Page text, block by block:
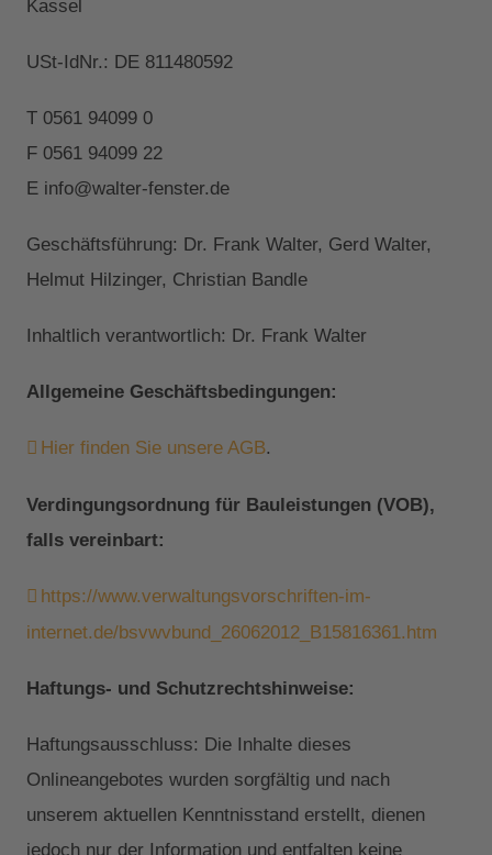
Kassel
USt-IdNr.: DE 811480592
T 0561 94099 0
F 0561 94099 22
E info@walter-fenster.de
Geschäftsführung: Dr. Frank Walter, Gerd Walter,
Helmut Hilzinger, Christian Bandle
Inhaltlich verantwortlich: Dr. Frank Walter
Allgemeine Geschäftsbedingungen:
Hier finden Sie unsere AGB.
Verdingungsordnung für Bauleistungen (VOB),
falls vereinbart:
https://www.verwaltungsvorschriften-im-
internet.de/bsvwvbund_26062012_B15816361.htm
Haftungs- und Schutzrechtshinweise:
Haftungsausschluss: Die Inhalte dieses
Onlineangebotes wurden sorgfältig und nach
unserem aktuellen Kenntnisstand erstellt, dienen
jedoch nur der Information und entfalten keine